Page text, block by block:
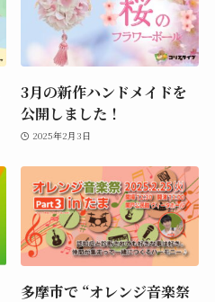
3月の新作ハンドメイドを
公開しました！
2025年2月3日
多摩市で “オレンジ音楽祭